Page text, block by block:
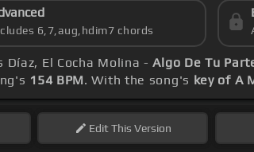
6,7,aug,hdim7 chords
Díaz, El Cocha Molina -Algo De Tu
154 BPM. With the song's key of A
EditThis Version